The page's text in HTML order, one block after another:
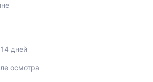
дней
осмотра